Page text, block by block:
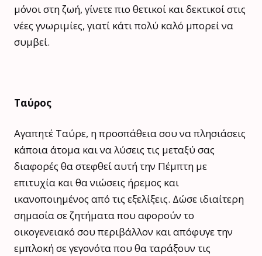
μόνοι στη ζωή, γίνετε πιο θετικοί και δεκτικοί στις
νέες γνωριμίες, γιατί κάτι πολύ καλό μπορεί να
συμβεί.
Ταύρος
Αγαπητέ Ταύρε, η προσπάθεια σου να πλησιάσεις
κάποια άτομα και να λύσεις τις μεταξύ σας
διαφορές θα στεφθεί αυτή την Πέμπτη με
επιτυχία και θα νιώσεις ήρεμος και
ικανοποιημένος από τις εξελίξεις. Δώσε ιδιαίτερη
σημασία σε ζητήματα που αφορούν το
οικογενειακό σου περιβάλλον και απόφυγε την
εμπλοκή σε γεγονότα που θα ταράξουν τις